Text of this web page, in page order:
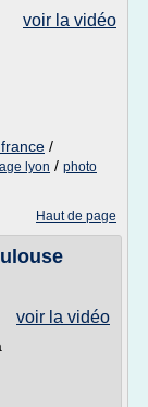
voir la vidéo
/
lyon / photo
Haut de page
voir la vidéo